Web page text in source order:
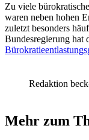
Zu viele
waren neben hohen
zuletzt besonders
Bundesregierung hat
Redaktion
Mehr zum